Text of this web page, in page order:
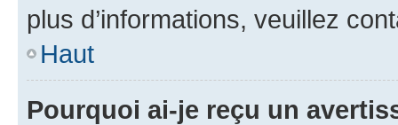
plus d’informations, veuillez
Haut
Pourquoi ai-je reçu un